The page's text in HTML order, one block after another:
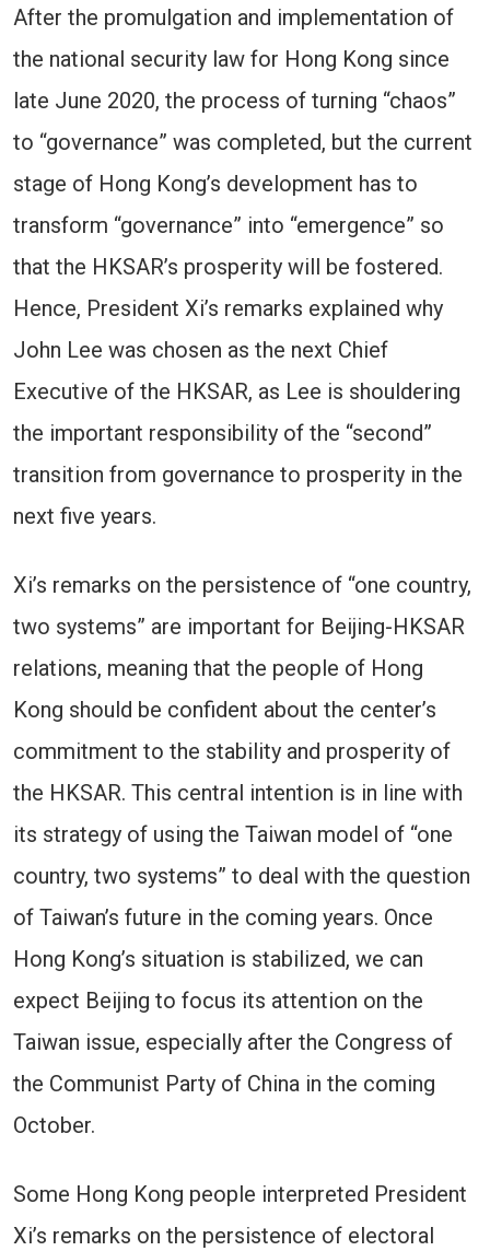
After the promulgation and implementation of
the national security law for Hong Kong since
late June 2020, the process of turning “chaos”
to “governance” was completed, but the current
stage of Hong Kong’s development has to
transform “governance” into “emergence” so
that the HKSAR’s prosperity will be fostered.
Hence, President Xi’s remarks explained why
John Lee was chosen as the next Chief
Executive of the HKSAR, as Lee is shouldering
the important responsibility of the “second”
transition from governance to prosperity in the
next five years.
Xi’s remarks on the persistence of “one country,
two systems” are important for Beijing-HKSAR
relations, meaning that the people of Hong
Kong should be confident about the center’s
commitment to the stability and prosperity of
the HKSAR. This central intention is in line with
its strategy of using the Taiwan model of “one
country, two systems” to deal with the question
of Taiwan’s future in the coming years. Once
Hong Kong’s situation is stabilized, we can
expect Beijing to focus its attention on the
Taiwan issue, especially after the Congress of
the Communist Party of China in the coming
October.
Some Hong Kong people interpreted President
Xi’s remarks on the persistence of electoral